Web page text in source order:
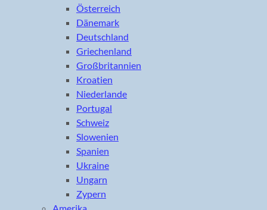
Österreich
Dänemark
Deutschland
Griechenland
Großbritannien
Kroatien
Niederlande
Portugal
Schweiz
Slowenien
Spanien
Ukraine
Ungarn
Zypern